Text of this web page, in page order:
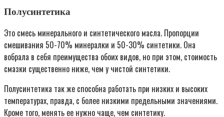
Полусинтетика
Это смесь минерального и синтетического масла. Пропорции
смешивания 50-70% минералки и 50-30% синтетики. Она
вобрала в себя преимущества обоих видов, но при этом, стоимость
смазки существенно ниже, чем у чистой синтетики.
Полусинтетика так же способна работать при низких и высоких
температурах, правда, с более низкими предельными значениями.
Кроме того, менять ее нужно чаще, чем синтетику.